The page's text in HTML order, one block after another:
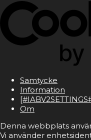
Samtycke
Information
Om
Denna webbplats
Vi använder